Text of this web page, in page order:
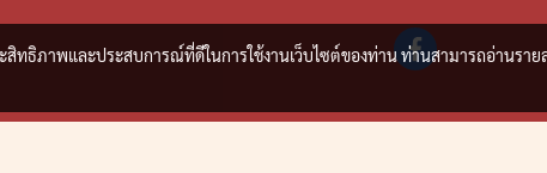
สิทธิภาพและประสบการณ์ที่ดีในการใช้งานเว็บไซต์ของท่าน ท่านสามารถอ่านราย